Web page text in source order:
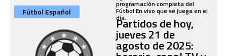
programación completa del
Fútbol En vivo que se juega en el
día.
Fútbol Español
Partidos de hoy,
jueves 21 de
agosto de 2025: